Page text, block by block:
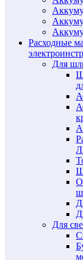
Расходные
Для
Для